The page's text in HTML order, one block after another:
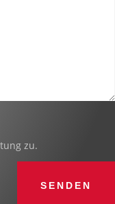
zu.
SENDEN